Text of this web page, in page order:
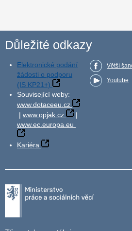
Důležité odkazy
Elektronické podání
žádosti o podporu
(IS KP21+)
Související weby:
www.dotaceeu.cz
| www.opjak.cz
|
www.ec.europa.eu
Kariéra
Větší
Youtube